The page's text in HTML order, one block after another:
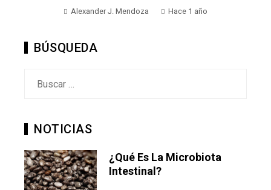
Alexander J. Mendoza Hace 1 año
BÚSQUEDA
NOTICIAS
¿Qué Es La Microbiota
Intestinal?